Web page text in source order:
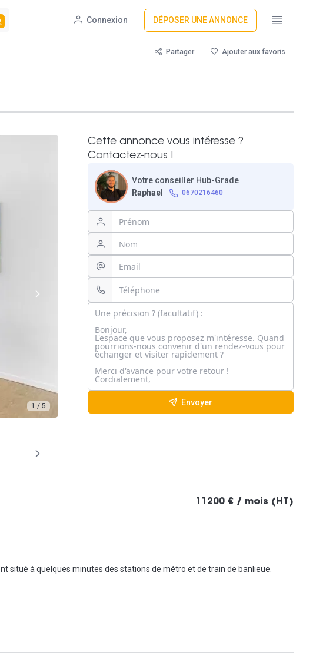
Connexion DÉPOSER UNE ANNONCE
Partager Ajouter aux favoris
1 / 5
Cette annonce vous intéresse ?
Contactez-nous !
Votre conseiller Hub-Grade
Raphael
0670216460
Envoyer
11200 € / mois (HT)
situé à quelques minutes des stations de métro et de train de banlieue.